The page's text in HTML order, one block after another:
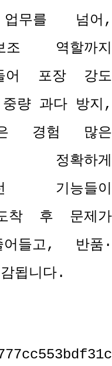
무를 넘어 ,
조 역할까지
어 포장 강도
중량 과다 방지 ,
경험 많은
정확하게
기능들이
착 후 문제가
들고, 반품 ·
됩니다.